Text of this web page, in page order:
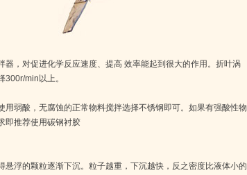
，对促进化学反应速度、提高 效率能起到很大的作用。折叶涡
min以上。
弱酸，无腐蚀的正常物料搅拌选择不锈钢即可。如果有强酸性物
即推荐使用碳钢衬胶
浮的颗粒逐渐下沉。粒子越重，下沉越快，反之密度比液体小的